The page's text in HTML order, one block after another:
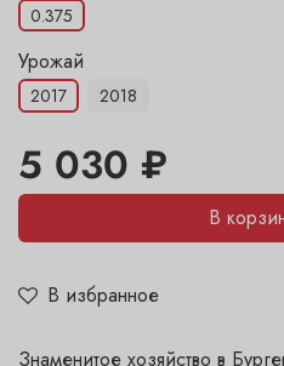
В избранное
0.375
Урожай
2017 2018
5 030 ₽
В
Знаменитое хозяйство в